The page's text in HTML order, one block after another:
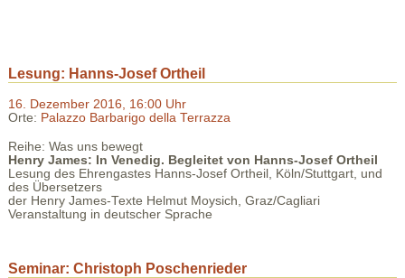
Lesung: Hanns-Josef Ortheil
16. Dezember 2016, 16:00 Uhr
Orte: Palazzo Barbarigo della Terrazza
Reihe: Was uns bewegt
Henry James: In Venedig. Begleitet von Hanns-Josef Ortheil
Lesung des Ehrengastes Hanns-Josef Ortheil, Köln/Stuttgart, und
des Übersetzers
der Henry James-Texte Helmut Moysich, Graz/Cagliari
Veranstaltung in deutscher Sprache
Seminar: Christoph Poschenrieder